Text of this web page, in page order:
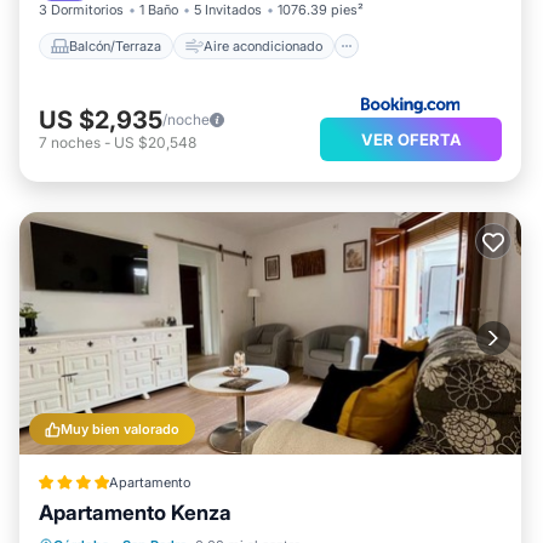
3 Dormitorios 1 Baño 5 Invitados 1076.39 pies²
Balcón/Terraza Aire acondicionado
US $2,935/noche
7 noches - US $20,548 VER OFERTA
Muy bien valorado
Apartamento
Apartamento Kenza